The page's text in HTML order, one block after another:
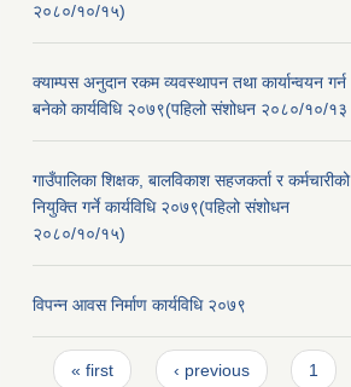
२०८०/१०/१५)
क्याम्पस अनुदान रकम व्यवस्थापन तथा कार्यान्वयन गर्न
बनेको कार्यविधि २०७९(पहिलो संशोधन २०८०/१०/१३
गाउँपालिका शिक्षक, बालविकाश सहजकर्ता र कर्मचारीको
नियुक्ति गर्ने कार्यविधि २०७९(पहिलो संशोधन
२०८०/१०/१५)
विपन्न आवस निर्माण कार्यविधि २०७९
Pages
« first ‹ previous 1